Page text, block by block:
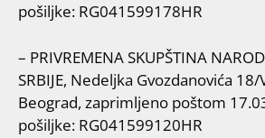
pošiljke: RG041599178HR
– PRIVREMENA SKUPŠTINA
SRBIJE, Nedeljka Gvozdanovića
Beograd, zaprimljeno poštom
pošiljke: RG041599120HR